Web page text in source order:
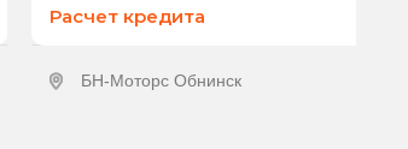
Расчет кредита
БН-Моторс Обнинск